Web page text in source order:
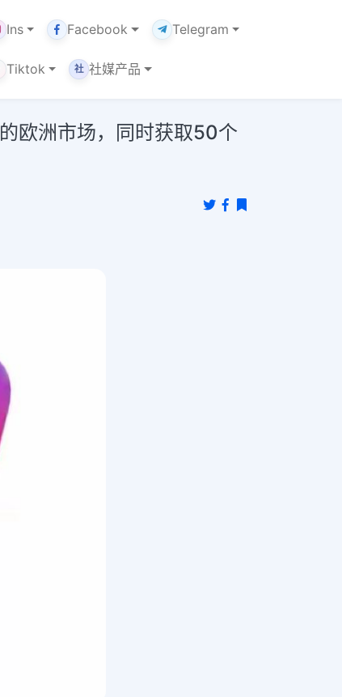
Ins Facebook Telegram
Tiktok 社 社媒产品
欧洲市场，同时获取50个